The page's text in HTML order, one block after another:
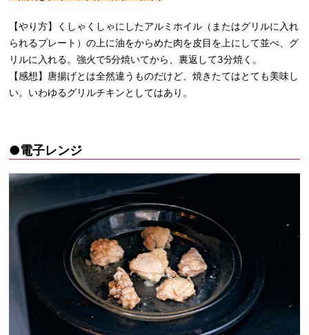
【やり方】くしゃくしゃにしたアルミホイル（またはグリルに入れ
られるプレート）の上に油をからめた肉を皮目を上にして並べ、グ
リルに入れる。強火で5分焼いてから、裏返して3分焼く。
【感想】唐揚げとは全然違うものだけど、焼きたてはとても美味し
い。いわゆるグリルチキンとしてはあり。
●電子レンジ